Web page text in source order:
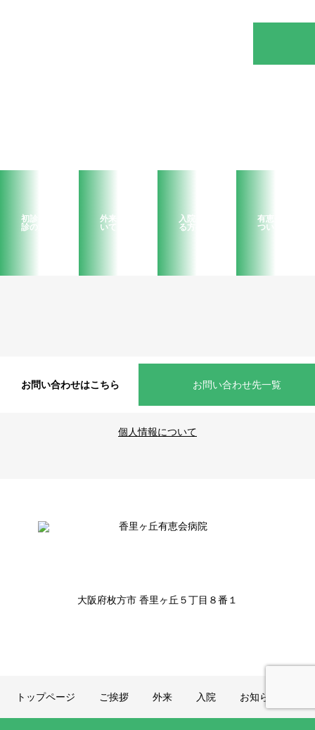
初診・再
診の方へ
外来につ
いて
入院され
る方へ
有恵会に
ついて
お問い合わせはこちら お問い合わせ先一覧
個人情報について
大阪府枚方市 香里ヶ丘５丁目８番１
トップページ ご挨拶 外来 入院 お知らせ一覧